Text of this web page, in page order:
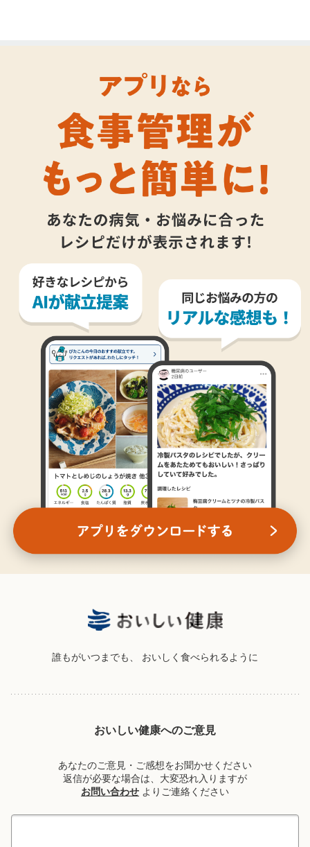
誰もがいつまでも、 おいしく食べられるように
おいしい健康へのご意見
あなたのご意見・ご感想をお聞かせください
返信が必要な場合は、大変恐れ入りますが
お問い合わせ よりご連絡ください